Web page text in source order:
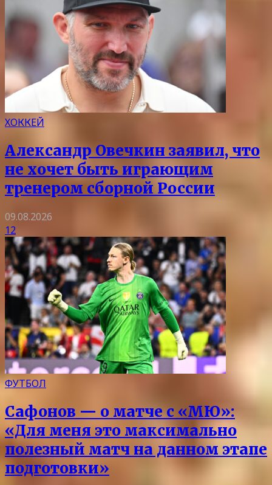
ХОККЕЙ
Александр Овечкин заявил, что
не хочет быть играющим
тренером сборной России
09.08.2026
12
ФУТБОЛ
Сафонов — о матче с «МЮ»:
«Для меня это максимально
полезный матч на данном этапе
подготовки»